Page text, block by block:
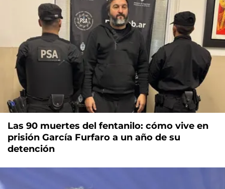
Las 90 muertes del fentanilo: cómo vive en
prisión García Furfaro a un año de su
detención